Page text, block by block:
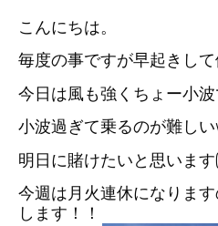
こんにちは。
毎度の事ですが早起きして
今日は風も強くちょー小波
小波過ぎて乗るのが難し
明日に賭けたいと思います
今週は月火連休になりま
します！！